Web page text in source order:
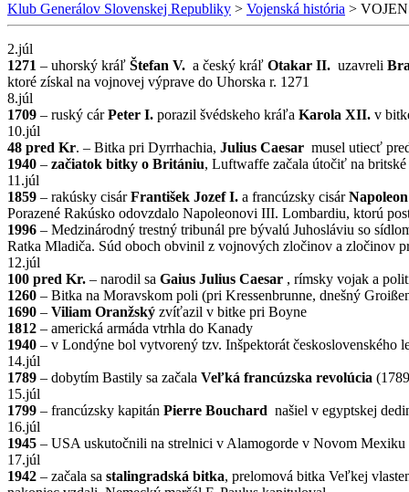
Klub Generálov Slovenskej Republiky > Vojenská história >
2.júl
1271 – uhorský kráľ Štefan V. a český kráľ Otakar II. uzavreli
ktoré získal na vojnovej výprave do Uhorska r. 1271
8.júl
1709 – ruský cárPeter I. porazil švédskeho kráľa Karola XII. v
10.júl
48 pred Kr. – Bitka pri Dyrrhachia, Julius Caesar musel utiecť
1940 – začiatok bitky o Britániu, Luftwaffe začala útočiť na
11.júl
1859 – rakúsky cisárFrantišek Jozef I. a francúzsky cisár
Porazené Rakúsko odovzdalo Napoleonovi III. Lombardiu, ktorú
1996 – Medzinárodný trestný tribunál pre bývalú Juhosláviu so
Ratka Mladiča. Súd oboch obvinil z vojnových zločinov a zločinov
12.júl
100 pred Kr. – narodil sa Gaius Julius Caesar , rímsky vojak a
1260 – Bitka na Moravskom poli (pri Kressenbrunne, dnešný
1690 – Viliam Oranžský zvíťazil v bitke pri Boyne
1812 – americká armáda vtrhla do Kanady
1940 – v Londýne bol vytvorený tzv. Inšpektorát československého
14.júl
1789 – dobytím Bastily sa začala Veľká francúzska revolúcia
15.júl
1799 – francúzsky kapitán Pierre Bouchard našiel v egyptskej
16.júl
1945 – USA uskutočnili na strelnici v Alamogorde v Novom Mexiku
17.júl
1942 – začala sa stalingradská bitka, prelomová bitka Veľkej